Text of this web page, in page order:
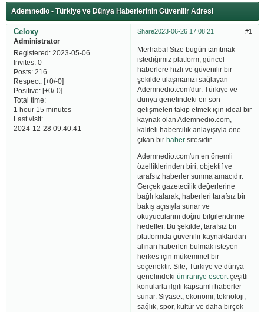
Ademnedio - Türkiye ve Dünya Haberlerinin Güvenilir Adresi
Share 1
2023-06-26 17:08:21
Celoxy
Administrator
Registered : 2023-05-06
Invites:0
Posts:216
Respect: [+0/-0]
Positive: [+0/-0]
Total time:
1 hour 15 minutes
Last visit:
2024-12-28 09:40:41
Merhaba! Size bugün tanıtmak
istediğimiz platform, güncel
haberlere hızlı ve güvenilir bir
şekilde ulaşmanızı sağlayan
Ademnedio.com'dur. Türkiye ve
dünya genelindeki en son
gelişmeleri takip etmek için ideal bir
kaynak olan Ademnedio.com,
kaliteli habercilik anlayışıyla öne
çıkan birhaber sitesidir.
Ademnedio.com'un en önemli
özelliklerinden biri, objektif ve
tarafsız haberler sunma amacıdır.
Gerçek gazetecilik değerlerine
bağlı kalarak, haberleri tarafsız bir
bakış açısıyla sunar ve
okuyucularını doğru bilgilendirme
hedefler. Bu şekilde, tarafsız bir
platformda güvenilir kaynaklardan
alınan haberleri bulmak isteyen
herkes için mükemmel bir
seçenektir. Site, Türkiye ve dünya
genelindekiümraniye escortçeşitli
konularla ilgili kapsamlı haberler
sunar. Siyaset, ekonomi, teknoloji,
sağlık, spor, kültür ve daha birçok